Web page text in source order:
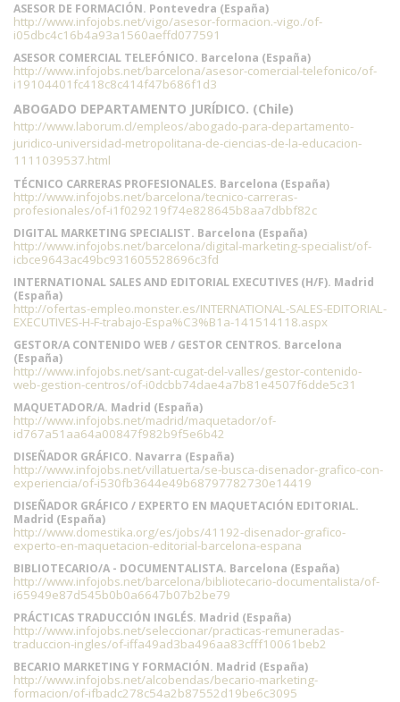
ASESOR DE FORMACIÓN. Pontevedra (España)
http://www.infojobs.net/vigo/asesor-formacion.-vigo./of-
i05dbc4c16b4a93a1560aeffd077591
ASESOR COMERCIAL TELEFÓNICO. Barcelona (España)
http://www.infojobs.net/barcelona/asesor-comercial-telefonico/of-
i19104401fc418c8c414f47b686f1d3
ABOGADO DEPARTAMENTO JURÍDICO. (Chile)
http://www.laborum.cl/empleos/abogado-para-departamento-
juridico-universidad-metropolitana-de-ciencias-de-la-educacion-
1111039537.html
TÉCNICO CARRERAS PROFESIONALES. Barcelona (España)
http://www.infojobs.net/barcelona/tecnico-carreras-
profesionales/of-i1f029219f74e828645b8aa7dbbf82c
DIGITAL MARKETING SPECIALIST. Barcelona (España)
http://www.infojobs.net/barcelona/digital-marketing-specialist/of-
icbce9643ac49bc931605528696c3fd
INTERNATIONAL SALES AND EDITORIAL EXECUTIVES (H/F). Madrid
(España)
http://ofertas-empleo.monster.es/INTERNATIONAL-SALES-EDITORIAL-
EXECUTIVES-H-F-trabajo-Espa%C3%B1a-141514118.aspx
GESTOR/A CONTENIDO WEB / GESTOR CENTROS. Barcelona
(España)
http://www.infojobs.net/sant-cugat-del-valles/gestor-contenido-
web-gestion-centros/of-i0dcbb74dae4a7b81e4507f6dde5c31
MAQUETADOR/A. Madrid (España)
http://www.infojobs.net/madrid/maquetador/of-
id767a51aa64a00847f982b9f5e6b42
DISEÑADOR GRÁFICO. Navarra (España)
http://www.infojobs.net/villatuerta/se-busca-disenador-grafico-con-
experiencia/of-i530fb3644e49b68797782730e14419
DISEÑADOR GRÁFICO / EXPERTO EN MAQUETACIÓN EDITORIAL.
Madrid (España)
http://www.domestika.org/es/jobs/41192-disenador-grafico-
experto-en-maquetacion-editorial-barcelona-espana
BIBLIOTECARIO/A - DOCUMENTALISTA. Barcelona (España)
http://www.infojobs.net/barcelona/bibliotecario-documentalista/of-
i65949e87d545b0b0a6647b07b2be79
PRÁCTICAS TRADUCCIÓN INGLÉS. Madrid (España)
http://www.infojobs.net/seleccionar/practicas-remuneradas-
traduccion-ingles/of-iffa49ad3ba496aa83cfff10061beb2
BECARIO MARKETING Y FORMACIÓN. Madrid (España)
http://www.infojobs.net/alcobendas/becario-marketing-
formacion/of-ifbadc278c54a2b87552d19be6c3095